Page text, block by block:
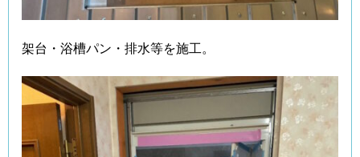
架台・浴槽パン・排水等を施工。